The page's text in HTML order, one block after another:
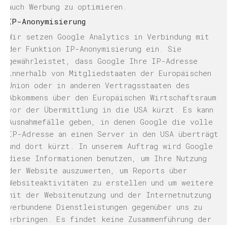
auch Werbung zu optimieren.
IP-Anonymisierung
Wir setzen Google Analytics in Verbindung mit
der Funktion IP-Anonymisierung ein. Sie
gewährleistet, dass Google Ihre IP-Adresse
innerhalb von Mitgliedstaaten der Europäischen
Union oder in anderen Vertragsstaaten des
Abkommens über den Europäischen Wirtschaftsraum
vor der Übermittlung in die USA kürzt. Es kann
Ausnahmefälle geben, in denen Google die volle
IP-Adresse an einen Server in den USA überträgt
und dort kürzt. In unserem Auftrag wird Google
diese Informationen benutzen, um Ihre Nutzung
der Website auszuwerten, um Reports über
Websiteaktivitäten zu erstellen und um weitere
mit der Websitenutzung und der Internetnutzung
verbundene Dienstleistungen gegenüber uns zu
erbringen. Es findet keine Zusammenführung der